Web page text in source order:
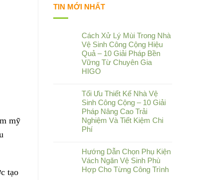
mỹ
tạo
TIN MỚI NHẤT
Cách Xử Lý Mùi Trong Nhà
Vệ Sinh Công Cộng Hiệu
Quả – 10 Giải Pháp Bền
Vững Từ Chuyên Gia
HIGO
Tối Ưu Thiết Kế Nhà Vệ
Sinh Công Cộng – 10 Giải
Pháp Nâng Cao Trải
Nghiệm Và Tiết Kiệm Chi
Phí
Hướng Dẫn Chọn Phụ Kiện
Vách Ngăn Vệ Sinh Phù
Hợp Cho Từng Công Trình